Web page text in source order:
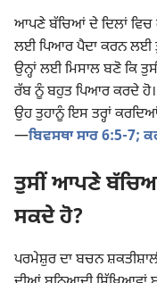
ਆਪਣੇ ਬੱਚਿਆਂ ਦੇ ਦਿਲਾਂ ਵਿਚ
ਲਈ ਪਿਆਰ ਪੈਦਾ ਕਰਨ ਲਈ
ਉਨ੍ਹਾਂ ਲਈ ਮਿਸਾਲ ਬਣੋ ਕਿ
ਰੱਬ ਨੂੰ ਬਹੁਤ ਪਿਆਰ ਕਰਦੇ
ਉਹ ਤੁਹਾਨੂੰ ਇਸ ਤਰ੍ਹਾਂ
—ਬਿਵਸਥਾ ਸਾਰ 6:5-7;
ਤੁਸੀਂ ਆਪਣੇ
ਸਕਦੇ ਹੋ?
ਪਰਮੇਸ਼ੁਰ ਦਾ ਬਚਨ